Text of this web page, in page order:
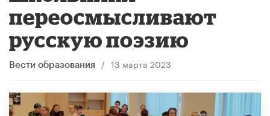
переосмысливают
русскую поэзию
Вести образования / 13 марта 2023